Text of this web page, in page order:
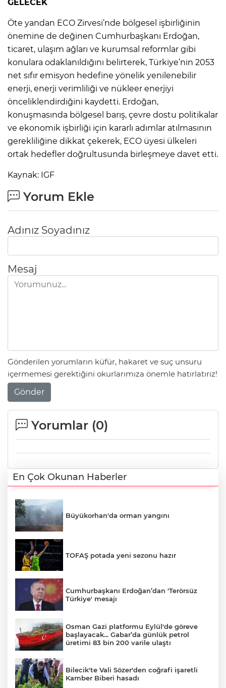
GELECEK
Öte yandan ECO Zirvesi’nde bölgesel işbirliğinin
önemine de değinen Cumhurbaşkanı Erdoğan,
ticaret, ulaşım ağları ve kurumsal reformlar gibi
konulara odaklanıldığını belirterek, Türkiye’nin 2053
net sıfır emisyon hedefine yönelik yenilenebilir
enerji, enerji verimliliği ve nükleer enerjiyi
önceliklendirdiğini kaydetti. Erdoğan,
konuşmasında bölgesel barış, çevre dostu politikalar
ve ekonomik işbirliği için kararlı adımlar atılmasının
gerekliliğine dikkat çekerek, ECO üyesi ülkeleri
ortak hedefler doğrultusunda birleşmeye davet etti.
Kaynak: IGF
Yorum Ekle
Adınız Soyadınız
Mesaj
Gönderilen yorumların küfür, hakaret ve suç unsuru
içermemesi gerektiğini okurlarımıza önemle hatırlatırız!
Gönder
Yorumlar (0)
En Çok Okunan Haberler
Büyükorhan'da orman yangını
TOFAŞ potada yeni sezonu hazır
Cumhurbaşkanı Erdoğan’dan 'Terörsüz
Türkiye' mesajı
Osman Gazi platformu Eylül'de göreve
başlayacak... Gabar’da günlük petrol
üretimi 83 bin 200 varile ulaştı
Bilecik'te Vali Sözer'den coğrafi işaretli
Kamber Biberi hasadı